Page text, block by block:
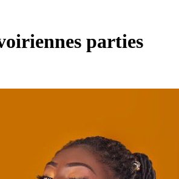
parties